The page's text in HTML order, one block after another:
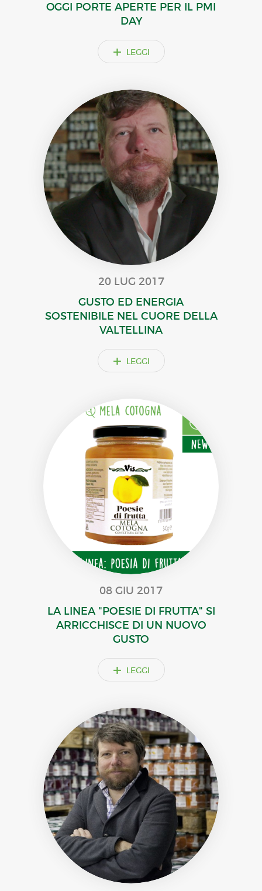
OGGI PORTE APERTE PER IL PMI
DAY
+ LEGGI
20 LUG 2017
GUSTO ED ENERGIA
SOSTENIBILE NEL CUORE DELLA
VALTELLINA
+ LEGGI
08 GIU 2017
LA LINEA "POESIE DI FRUTTA" SI
ARRICCHISCE DI UN NUOVO
GUSTO
+ LEGGI